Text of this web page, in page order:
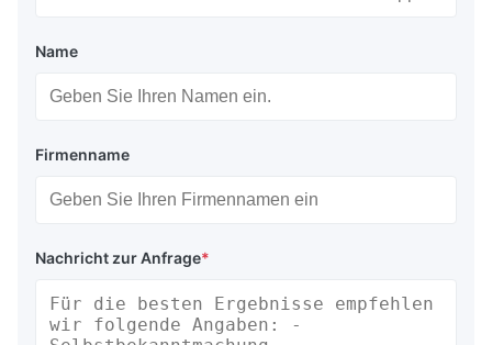
Name
Firmenname
Nachricht zur Anfrage*